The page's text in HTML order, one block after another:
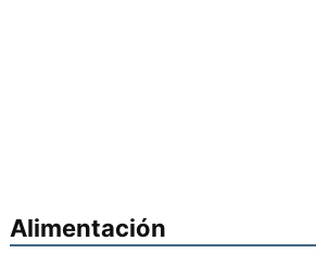
Alimentación